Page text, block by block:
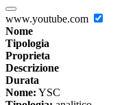
www.youtube.com
Nome
Tipologia
Proprieta
Descrizione
Durata
Nome: YSC